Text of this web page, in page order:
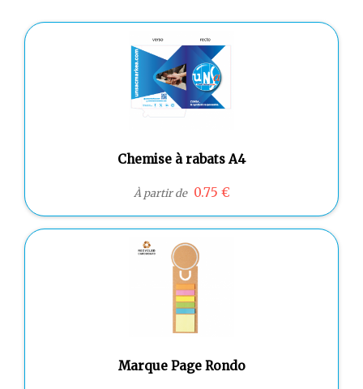
Chemise à rabats A4
À partir de 0.75 €
Marque Page Rondo